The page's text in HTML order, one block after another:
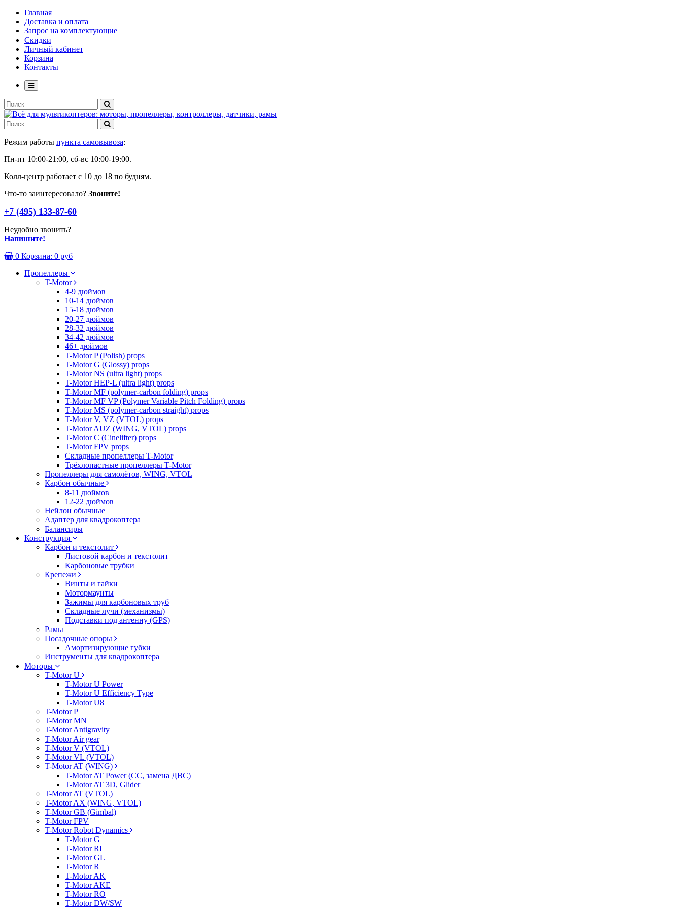
Главная
Доставка и оплата
Запрос на комплектующие
Скидки
Личный кабинет
Корзина
Контакты
Режим работы пункта самовывоза:
Пн-пт 10:00-21:00, сб-вс 10:00-19:00.
Колл-центр работает с 10 до 18 по будням.
Что-то заинтересовало? Звоните!
+7 (495) 133-87-60
Неудобно звонить?
Напишите!
0 Корзина: 0 руб
Пропеллеры
T-Motor
4-9 дюймов
10-14 дюймов
15-18 дюймов
20-27 дюймов
28-32 дюймов
34-42 дюймов
46+ дюймов
T-Motor P (Polish) props
T-Motor G (Glossy) props
T-Motor NS (ultra light) props
T-Motor HEP-L (ultra light) props
T-Motor MF (polymer-carbon folding) props
T-Motor MF VP (Polymer Variable Pitch Folding) props
T-Motor MS (polymer-carbon straight) props
T-Motor V, VZ (VTOL) props
T-Motor AUZ (WING, VTOL) props
T-Motor C (Cinelifter) props
T-Motor FPV props
Складные пропеллеры T-Motor
Трёхлопастные пропеллеры T-Motor
Пропеллеры для самолётов, WING, VTOL
Карбон обычные
8-11 дюймов
12-22 дюймов
Нейлон обычные
Адаптер для квадрокоптера
Балансиры
Конструкция
Карбон и текстолит
Листовой карбон и текстолит
Карбоновые трубки
Крепежи
Винты и гайки
Мотормаунты
Зажимы для карбоновых труб
Складные лучи (механизмы)
Подставки под антенну (GPS)
Рамы
Посадочные опоры
Амортизирующие губки
Инструменты для квадрокоптера
Моторы
T-Motor U
T-Motor U Power
T-Motor U Efficiency Type
T-Motor U8
T-Motor P
T-Motor MN
T-Motor Antigravity
T-Motor Air gear
T-Motor V (VTOL)
T-Motor VL (VTOL)
T-Motor AT (WING)
T-Motor AT Power (CC, замена ДВС)
T-Motor AT 3D, Glider
T-Motor AT (VTOL)
T-Motor AX (WING, VTOL)
T-Motor GB (Gimbal)
T-Motor FPV
T-Motor Robot Dynamics
T-Motor G
T-Motor RI
T-Motor GL
T-Motor R
T-Motor AK
T-Motor AKE
T-Motor RO
T-Motor DW/SW